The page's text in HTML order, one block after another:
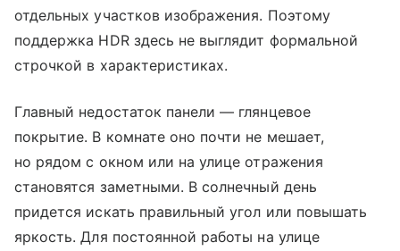
отдельных участков изображения. Поэтому
поддержка HDR здесь не выглядит формальной
строчкой в характеристиках.
Главный недостаток панели — глянцевое
покрытие. В комнате оно почти не мешает,
но рядом с окном или на улице отражения
становятся заметными. В солнечный день
придется искать правильный угол или повышать
яркость. Для постоянной работы на улице